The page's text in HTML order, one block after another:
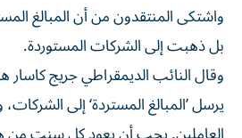
واشتكى المنتقدون من أن ‌المبالغ
بل ذهبت إلى الشركات المستوردة.
وقال النائب الديمقراطي جريج كاسار
يرسل ’المبالغ المستردة‘ ⁠إلى